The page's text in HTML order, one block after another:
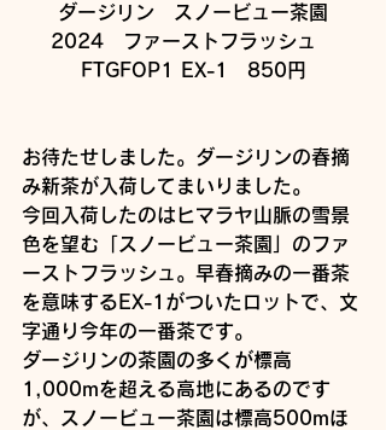
ダージリン　スノービュー茶園
2024　ファーストフラッシュ
FTGFOP1 EX-1　850円
お待たせしました。ダージリンの春摘
み新茶が入荷してまいりました。
今回入荷したのはヒマラヤ山脈の雪景
色を望む「スノービュー茶園」のファ
ーストフラッシュ。早春摘みの一番茶
を意味するEX-1がついたロットで、文
字通り今年の一番茶です。
ダージリンの茶園の多くが標高
1,000mを超える高地にあるのです
が、スノービュー茶園は標高500mほ